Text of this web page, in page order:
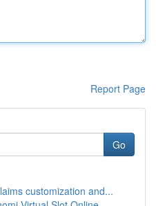
Report Page
Go
customization and...